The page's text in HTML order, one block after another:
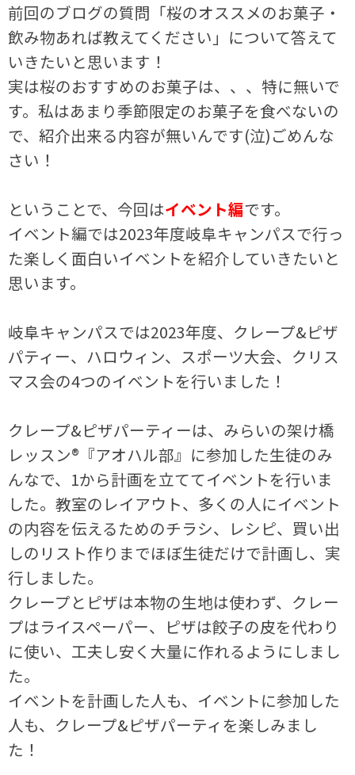
前回のブログの質問「桜のオススメのお菓子・
飲み物あれば教えてください」について答えて
いきたいと思います！
実は桜のおすすめのお菓子は、、、特に無いで
す。私はあまり季節限定のお菓子を食べないの
で、紹介出来る内容が無いんです(泣)ごめんな
さい！
ということで、今回はイベント編です。
イベント編では2023年度岐阜キャンパスで行っ
た楽しく面白いイベントを紹介していきたいと
思います。
岐阜キャンパスでは2023年度、クレープ&ピザ
パティー、ハロウィン、スポーツ大会、クリス
マス会の4つのイベントを行いました！
クレープ&ピザパーティーは、みらいの架け橋
レッスン®『アオハル部』に参加した生徒のみ
んなで、1から計画を立ててイベントを行いま
した。教室のレイアウト、多くの人にイベント
の内容を伝えるためのチラシ、レシピ、買い出
しのリスト作りまでほぼ生徒だけで計画し、実
行しました。
クレープとピザは本物の生地は使わず、クレー
プはライスペーパー、ピザは餃子の皮を代わり
に使い、工夫し安く大量に作れるようにしまし
た。
イベントを計画した人も、イベントに参加した
人も、クレープ&ピザパーティを楽しみまし
た！